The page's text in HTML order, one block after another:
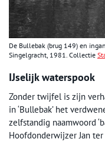
De Bullebak (brug 149) en
Singelgracht, 1981. Collectie
IJselijk waterspook
Zonder twijfel is zijn
in ‘Bullebak’ het
zelfstandig naamwoord
Hoofdonderwijzer Jan